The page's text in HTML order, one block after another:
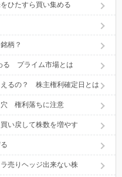
ひたすら買い集める
柄？
る プライム市場とは
えるの？ 株主権利確定日とは
穴 権利落ちに注意
い戻して株数を増やす
売りヘッジ出来ない株